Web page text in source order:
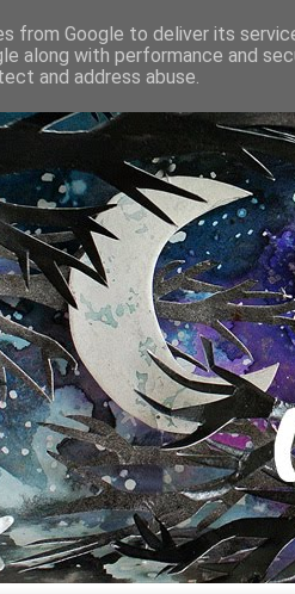
from Google to deliver its
along with performance and
and address abuse.